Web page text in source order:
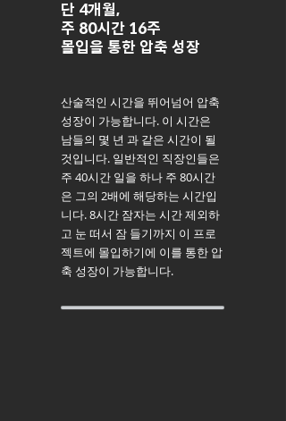
단 4개월,
주 80시간 16주
몰입을 통한 압축 성장
산술적인 시간을 뛰어넘어 압축
성장이 가능합니다. 이 시간은
남들의 몇 년 과 같은 시간이 될
것입니다. 일반적인 직장인들은
주 40시간 일을 하나 주 80시간
은 그의 2배에 해당하는 시간입
니다. 8시간 잠자는 시간 제외하
고 눈 떠서 잠 들기까지 이 프로
젝트에 몰입하기에 이를 통한 압
축 성장이 가능합니다.